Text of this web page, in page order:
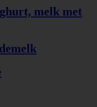
melk met